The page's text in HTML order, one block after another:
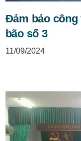
Đảm bảo
bão số 3
11/09/2024